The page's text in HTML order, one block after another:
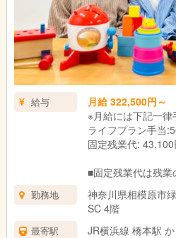
給与
月給 322,500円～
※月給には下記一律
ライフプラン手当
■固定残業代は残業
上記の想定時間を
を支給いたします。
■試用期間3ヶ月あり
期間中の待遇に変
勤務地
神奈川県相模原市
SC 4階
最寄駅 JR横浜線 橋本駅